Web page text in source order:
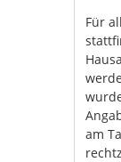
Für
am